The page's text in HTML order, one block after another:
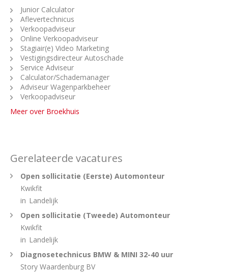
Junior Calculator
Aflevertechnicus
Verkoopadviseur
Online Verkoopadviseur
Stagiair(e) Video Marketing
Vestigingsdirecteur Autoschade
Service Adviseur
Calculator/Schademanager
Adviseur Wagenparkbeheer
Verkoopadviseur
Meer over Broekhuis
Gerelateerde vacatures
Open sollicitatie (Eerste) Automonteur
Kwikfit
in Landelijk
Open sollicitatie (Tweede) Automonteur
Kwikfit
in Landelijk
Diagnosetechnicus BMW & MINI 32-40 uur
Story Waardenburg BV